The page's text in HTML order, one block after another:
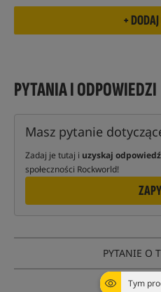
Tym
PYTANIA I ODPOWIEDZI
Masz pytanie
Zadaj je tutaj i uzyskaj odpowiedź
społeczności Rockworld!
PYTANIE O
ŚLEDŹ